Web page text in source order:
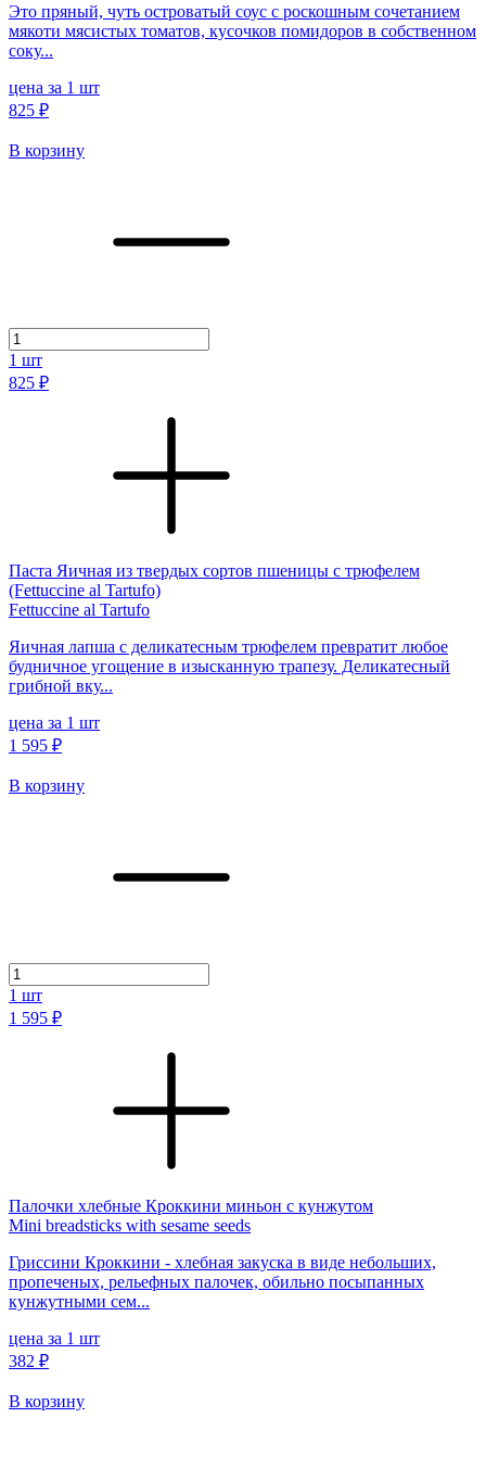
Это пряный, чуть островатый соус с роскошным сочетанием
мякоти мясистых томатов, кусочков помидоров в собственном
соку...
цена за 1 шт
825 ₽
В корзину
1 шт
825 ₽
Паста Яичная из твердых сортов пшеницы с трюфелем
(Fettuccine al Tartufo)
Fettuccine al Tartufo
Яичная лапша с деликатесным трюфелем превратит любое
будничное угощение в изысканную трапезу. Деликатесный
грибной вку...
цена за 1 шт
1 595 ₽
В корзину
1 шт
1 595 ₽
Палочки хлебные Кроккини миньон с кунжутом
Mini breadsticks with sesame seeds
Гриссини Кроккини - хлебная закуска в виде небольших,
пропеченых, рельефных палочек, обильно посыпанных
кунжутными сем...
цена за 1 шт
382 ₽
В корзину